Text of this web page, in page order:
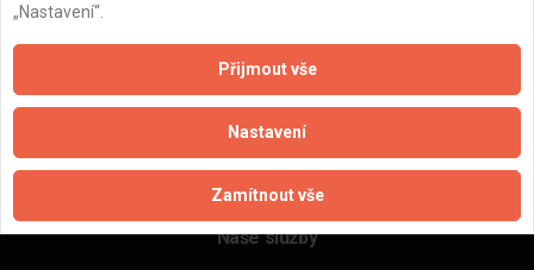
Zásady pro používání souborů cookie
Naše excelové tabulky online
Naše služby
„Nastavení“.
Přijmout vše
Nastavení
Zamítnout vše